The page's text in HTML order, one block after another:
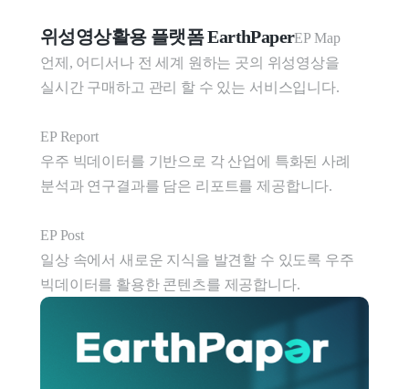
위성영상활용 플랫폼 EarthPaperEP Map
언제, 어디서나 전 세계 원하는 곳의 위성영상을
실시간 구매하고 관리 할 수 있는 서비스입니다.
EP Report
우주 빅데이터를 기반으로 각 산업에 특화된 사례
분석과 연구결과를 담은 리포트를 제공합니다.
EP Post
일상 속에서 새로운 지식을 발견할 수 있도록 우주